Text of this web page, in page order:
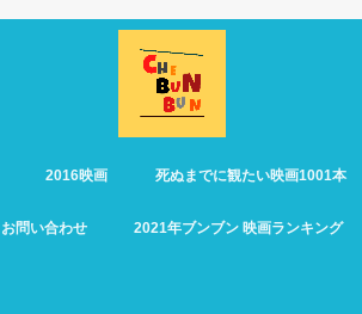
2016映画 死ぬまでに観たい映画1001本
お問い合わせ 2021年ブンブン 映画ランキング